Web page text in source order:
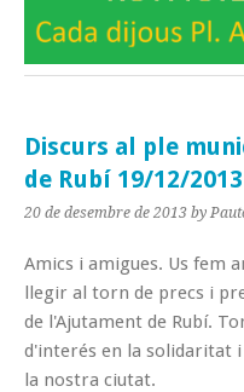
Discurs al ple
de Rubí 19/12/2013
20 de desembre de 2013 by
Amics i amigues. Us fem
llegir al torn de precs i
de l'Ajutament de Rubí.
d'interés en la solidaritat
la nostra ciutat.